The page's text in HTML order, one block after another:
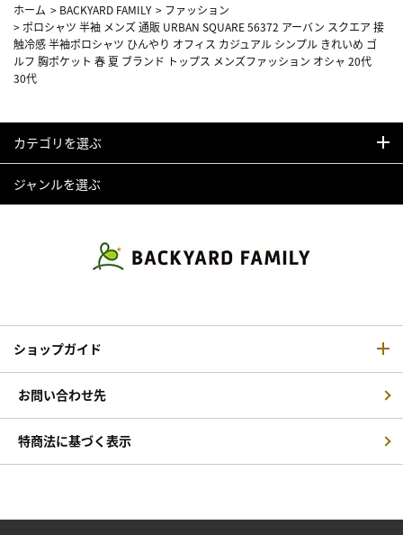
ホーム > BACKYARD FAMILY > ファッション
> ポロシャツ 半袖 メンズ 通販 URBAN SQUARE 56372 アーバン スクエア 接
触冷感 半袖ポロシャツ ひんやり オフィス カジュアル シンプル きれいめ ゴ
ルフ 胸ポケット 春 夏 ブランド トップス メンズファッション オシャ 20代
30代
カテゴリを選ぶ
ジャンルを選ぶ
ショップガイド
お問い合わせ先
特商法に基づく表示